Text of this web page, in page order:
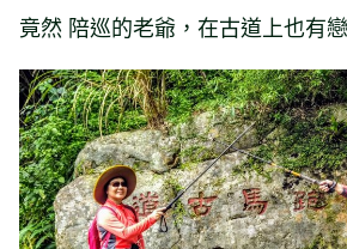
竟然 陪巡的老爺，在古道上也有